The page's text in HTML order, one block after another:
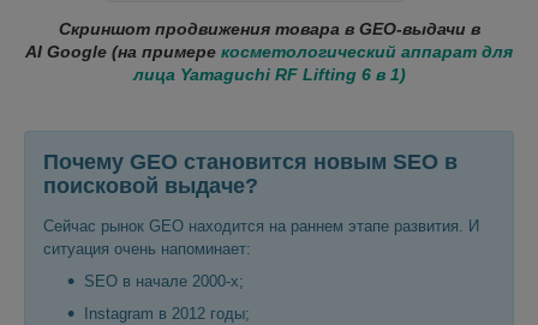
Скриншот продвижения товара в GEO‑выдачи в
AI Google (на примере косметологический аппарат для
лица Yamaguchi RF Lifting 6 в 1)
Почему GEO становится новым SEO в
поисковой выдаче?
Сейчас рынок GEO находится на раннем этапе развития. И
ситуация очень напоминает:
SEO в начале 2000-х;
Instagram в 2012 годы;